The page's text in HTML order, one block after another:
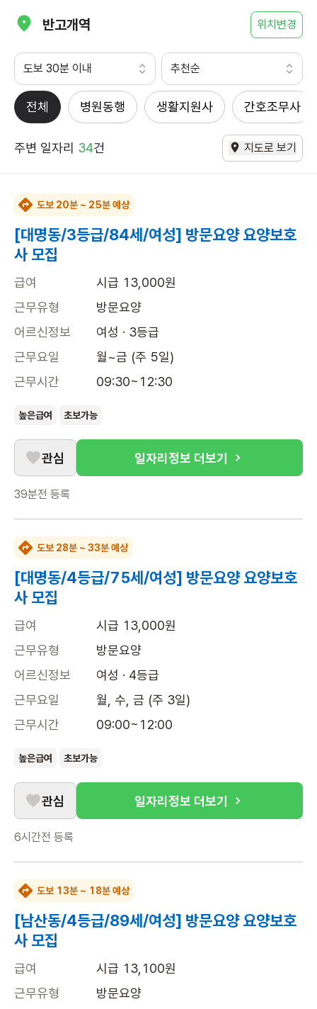
반고개역 위치변경
도보 30분 이내 추천순
전체 병원동행 생활지원사 간호조무사
주변 일자리 34건 지도로 보기
도보 20분 ~ 25분 예상
[대명동/3등급/84세/여성] 방문요양 요양보호
사 모집
급여
시급 13,000원
근무유형
방문요양
어르신정보
여성 · 3등급
근무요일
월~금 (주 5일)
근무시간
09:30~12:30
높은급여 초보가능
관심 일자리정보 더보기
39분전 등록
도보 28분 ~ 33분 예상
[대명동/4등급/75세/여성] 방문요양 요양보호
사 모집
급여
시급 13,000원
근무유형
방문요양
어르신정보
여성 · 4등급
근무요일
월, 수, 금 (주 3일)
근무시간
09:00~12:00
높은급여 초보가능
관심 일자리정보 더보기
6시간전 등록
도보 13분 ~ 18분 예상
[남산동/4등급/89세/여성] 방문요양 요양보호
사 모집
급여
시급 13,100원
근무유형
방문요양